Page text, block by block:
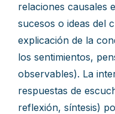
relaciones causales
sucesos o ideas del
explicación de la
los sentimientos,
observables). La
respuestas de
reflexión, síntesis)